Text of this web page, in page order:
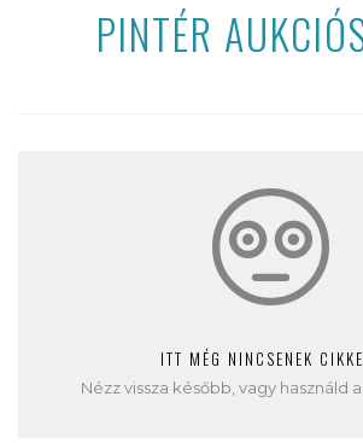
PINTÉR
ITT MÉG NINCSENEK
Nézz vissza később, vagy használd a